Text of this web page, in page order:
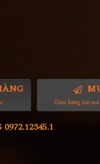
Giao hàng tận